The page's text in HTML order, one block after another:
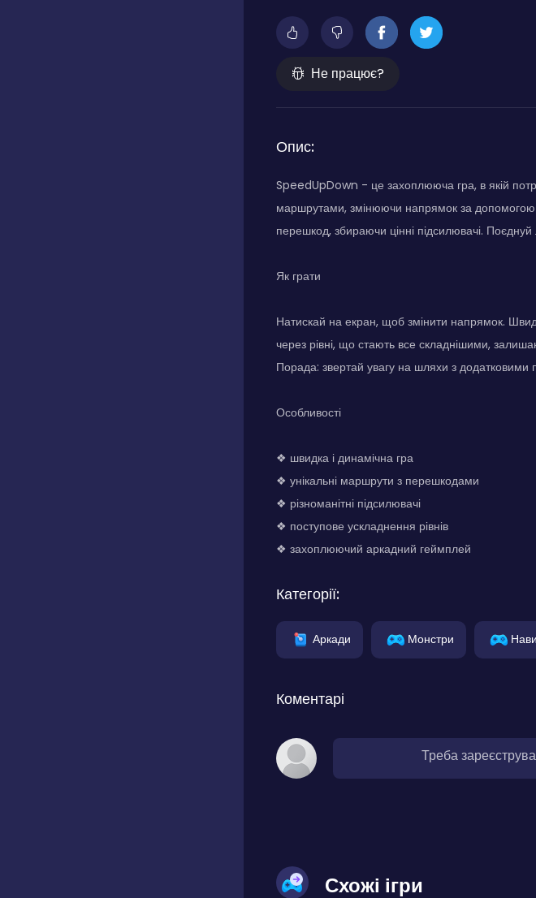
Не працює?
Опис:
SpeedUpDown - це захоплююча гра, в якій
маршрутами, змінюючи напрямок за допомогою
перешкод, збираючи цінні підсилювачі. Поєднуй
Як грати
Натискай на екран, щоб змінити напрямок.
через рівні, що стають все складнішими,
Порада: звертай увагу на шляхи з додатковими
Особливості
❖ швидка і динамічна гра
❖ унікальні маршрути з перешкодами
❖ різноманітні підсилювачі
❖ поступове ускладнення рівнів
❖ захоплюючий аркадний геймплей
Категорії:
Аркади Монстри
Коментарі
Треба
Схожі ігри